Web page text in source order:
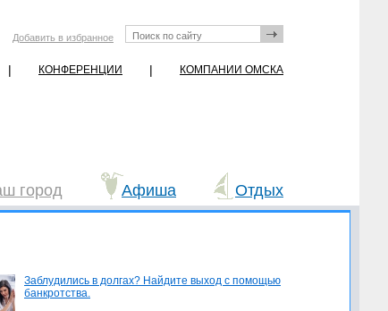
Добавить в избранное
| КОНФЕРЕНЦИИ | КОМПАНИИ ОМСКА
город Афиша Отдых
Заблудились в долгах? Найдите выход с помощью
банкротства.